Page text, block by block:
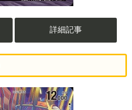
詳細記事